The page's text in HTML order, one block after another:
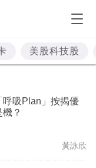
美股科技股
呼吸Plan」按揭優
？
黃詠欣